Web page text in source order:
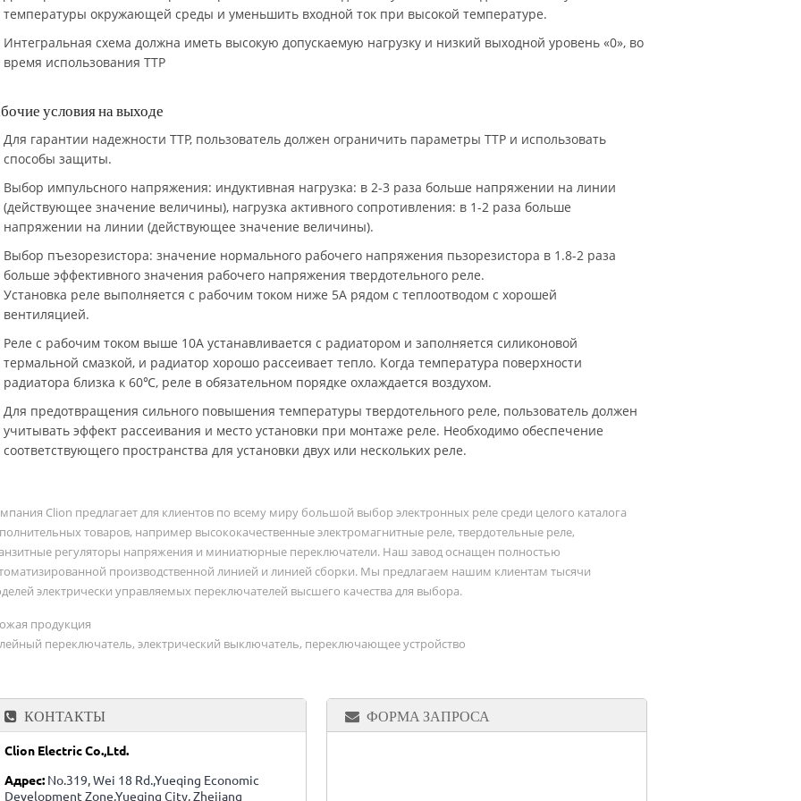
температуры окружающей среды и уменьшить входной ток при высокой температуре.
Интегральная схема должна иметь высокую допускаемую нагрузку и низкий выходной уровень «0», во
время использования ТТР
условия на выходе
Для гарантии надежности ТТР, пользователь должен ограничить параметры ТТР и использовать
способы защиты.
Выбор импульсного напряжения: индуктивная нагрузка: в 2-3 раза больше напряжении на линии
(действующее значение величины), нагрузка активного сопротивления: в 1-2 раза больше
напряжении на линии (действующее значение величины).
Выбор пъезорезистора: значение нормального рабочего напряжения пьзорезистора в 1.8-2 раза
больше эффективного значения рабочего напряжения твердотельного реле.
Установка реле выполняется с рабочим током ниже 5А рядом с теплоотводом с хорошей
вентиляцией.
Реле с рабочим током выше 10А устанавливается с радиатором и заполняется силиконовой
термальной смазкой, и радиатор хорошо рассеивает тепло. Когда температура поверхности
радиатора близка к 60℃, реле в обязательном порядке охлаждается воздухом.
Для предотвращения сильного повышения температуры твердотельного реле, пользователь должен
учитывать эффект рассеивания и место установки при монтаже реле. Необходимо обеспечение
соответствующего пространства для установки двух или нескольких реле.
Clion предлагает для клиентов по всему миру большой выбор электронных реле среди целого каталога
товаров, например высококачественные электромагнитные реле, твердотельные реле,
регуляторы напряжения и миниатюрные переключатели. Наш завод оснащен полностью
производственной линией и линией сборки. Мы предлагаем нашим клиентам тысячи
электрически управляемых переключателей высшего качества для выбора.
продукция
переключатель, электрический выключатель, переключающее устройство
ФОРМА ЗАПРОСА
КОНТАКТЫ
Clion Electric Co.,Ltd.
Адрес: No.319, Wei 18 Rd.,Yueqing Economic
Development Zone,Yueqing City, Zhejiang